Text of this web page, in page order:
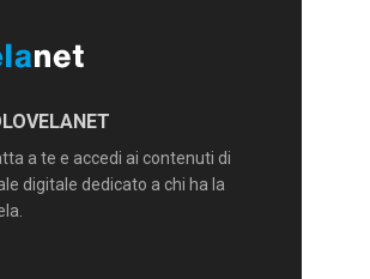
a te e accedi ai contenuti di
digitale dedicato a chi ha la